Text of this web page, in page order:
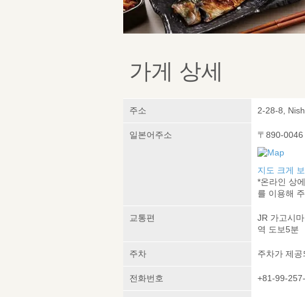
가게 상세
주소 2-28-8,
일본어주소 〒890-
지도 크게
*온라인 상
를 이용해
교통편
JR 가고시
역 도보5분
주차 주차가 제공
전화번호 +81-99-